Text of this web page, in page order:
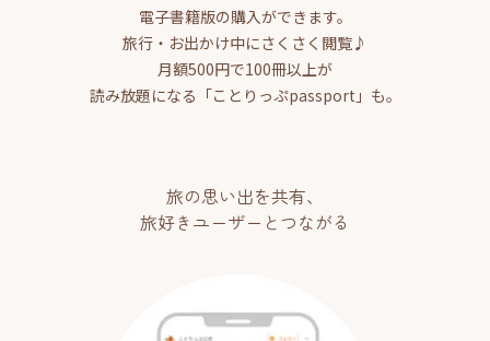
電子書籍版の購入ができます。
旅行・お出かけ中にさくさく閲覧♪
月額500円で100冊以上が
読み放題になる「ことりっぷpassport」も。
旅の思い出を共有、
旅好きユーザーとつながる